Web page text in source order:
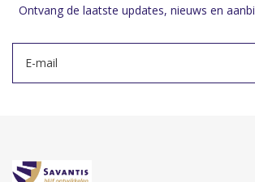
Ontvang de laatste updates, nieuws en